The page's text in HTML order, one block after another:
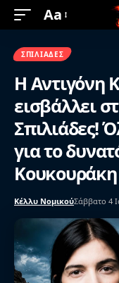
Aa
ΣΠΙΛΙΆΔΕΣ
Η Αντιγόνη
εισβάλλει
Σπιλιάδες!
για το
Κουκουράκη
Κέλλυ ΝομικούΣάββατο 4